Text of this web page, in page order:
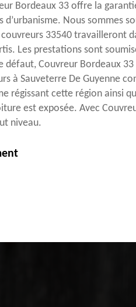
Bordeaux 33 offre la
Nous sommes
33540 travailleront
Les prestations sont
défaut, Couvreur Bordeaux
à Sauveterre De Guyenne
régissant cette région ainsi
est exposée. Avec
niveau.